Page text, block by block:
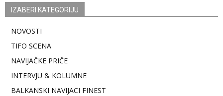
IZABERI KATEGORIJU
NOVOSTI
TIFO SCENA
NAVIJAČKE PRIČE
INTERVJU & KOLUMNE
BALKANSKI NAVIJACI FINEST